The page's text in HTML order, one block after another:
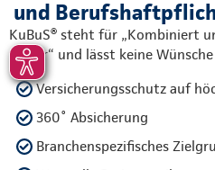
und
KuBuS® steht für „Kombiniert
Sicher“ und lässt keine
Versicherungsschutz auf
360˚ Absicherung
Branchenspezifisches